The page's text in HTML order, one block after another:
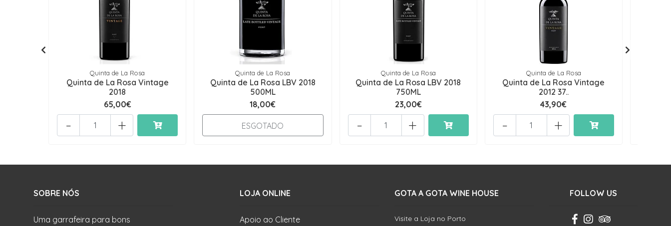
Quinta de La Rosa
Quinta de La Rosa Vintage
2018
65,00€
+
-
Quinta de La Rosa
Quinta de La Rosa LBV 2018
500ML
18,00€
ESGOTADO
Quinta de La Rosa
Quinta de La Rosa LBV 2018
750ML
23,00€
+
-
Quinta de La Rosa
Quinta de La Rosa Vintage
2012 37..
43,90€
+
-
SOBRE NÓS
Uma garrafeira para bons
LOJA ONLINE
Apoio ao Cliente
GOTA A GOTA WINE HOUSE
Visite a Loja no Porto
FOLLOW US